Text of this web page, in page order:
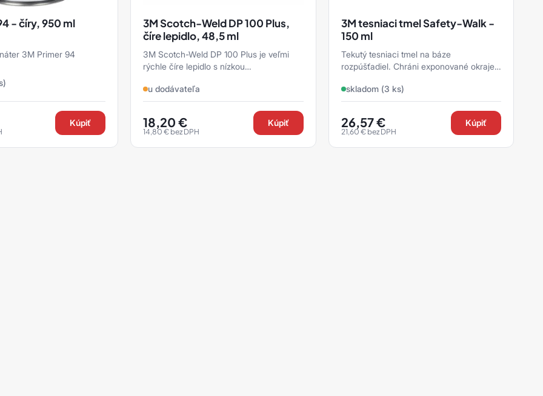
- číry, 950 ml
3M Primer 94
Kúpiť
3M Scotch-Weld DP 100 Plus,
číre lepidlo, 48,5 ml
3M Scotch-Weld DP 100 Plus je veľmi
rýchle číre lepidlo s nízkou
lepidlo. SÚČASŤOU B ...
u dodávateľa
18,20€
14,80€ bez DPH
Kúpiť
3M tesniaci tmel Safety-Walk -
150 ml
Tekutý tesniaci tmel na báze
rozpúšťadiel. Chráni exponované okraje
nadmernou vlhkosťou alebo ...
skladom (3 ks)
26,57€
21,60 €bez DPH
Kúpiť